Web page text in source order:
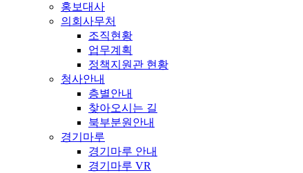
홍보대사
의회사무처
조직현황
업무계획
정책지원관 현황
청사안내
층별안내
찾아오시는 길
북부분원안내
경기마루
경기마루 안내
경기마루 VR